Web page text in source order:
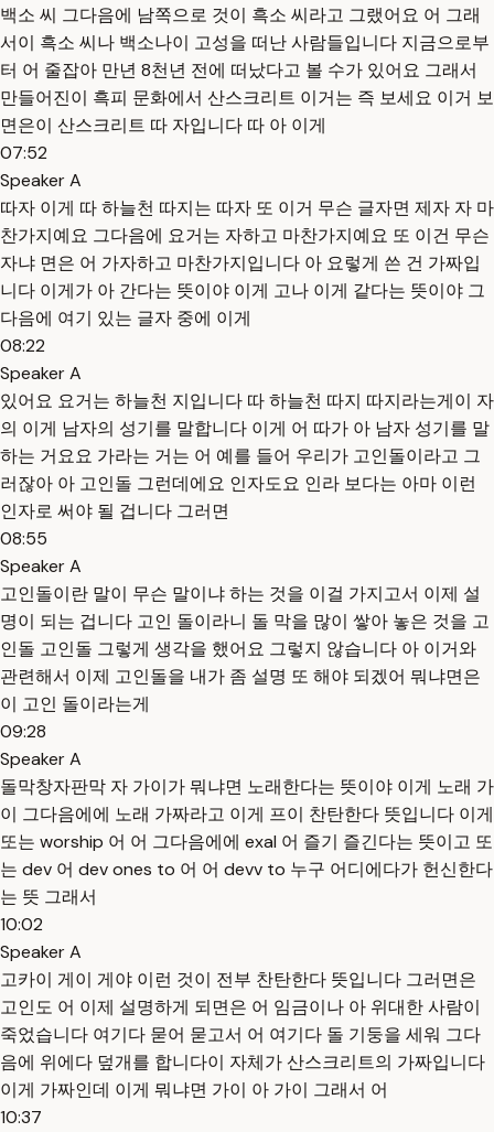
백소 씨 그다음에 남쪽으로 것이 흑소 씨라고 그랬어요 어 그래
서이 흑소 씨나 백소나이 고성을 떠난 사람들입니다 지금으로부
터 어 줄잡아 만년 8천년 전에 떠났다고 볼 수가 있어요 그래서
만들어진이 흑피 문화에서 산스크리트 이거는 즉 보세요 이거 보
면은이 산스크리트 따 자입니다 따 아 이게
07:52
Speaker A
따자 이게 따 하늘천 따지는 따자 또 이거 무슨 글자면 제자 자 마
찬가지예요 그다음에 요거는 자하고 마찬가지예요 또 이건 무슨
자냐 면은 어 가자하고 마찬가지입니다 아 요렇게 쓴 건 가짜입
니다 이게가 아 간다는 뜻이야 이게 고나 이게 같다는 뜻이야 그
다음에 여기 있는 글자 중에 이게
08:22
Speaker A
있어요 요거는 하늘천 지입니다 따 하늘천 따지 따지라는게이 자
의 이게 남자의 성기를 말합니다 이게 어 따가 아 남자 성기를 말
하는 거요요 가라는 거는 어 예를 들어 우리가 고인돌이라고 그
러잖아 아 고인돌 그런데에요 인자도요 인라 보다는 아마 이런
인자로 써야 될 겁니다 그러면
08:55
Speaker A
고인돌이란 말이 무슨 말이냐 하는 것을 이걸 가지고서 이제 설
명이 되는 겁니다 고인 돌이라니 돌 막을 많이 쌓아 놓은 것을 고
인돌 고인돌 그렇게 생각을 했어요 그렇지 않습니다 아 이거와
관련해서 이제 고인돌을 내가 좀 설명 또 해야 되겠어 뭐냐면은
이 고인 돌이라는게
09:28
Speaker A
돌막창자판막 자 가이가 뭐냐면 노래한다는 뜻이야 이게 노래 가
이 그다음에에 노래 가짜라고 이게 프이 찬탄한다 뜻입니다 이게
또는 worship 어 어 그다음에에 exal 어 즐기 즐긴다는 뜻이고 또
는 dev 어 dev ones to 어 어 devv to 누구 어디에다가 헌신한다
는 뜻 그래서
10:02
Speaker A
고카이 게이 게야 이런 것이 전부 찬탄한다 뜻입니다 그러면은
고인도 어 이제 설명하게 되면은 어 임금이나 아 위대한 사람이
죽었습니다 여기다 묻어 묻고서 어 여기다 돌 기둥을 세워 그다
음에 위에다 덮개를 합니다이 자체가 산스크리트의 가짜입니다
이게 가짜인데 이게 뭐냐면 가이 아 가이 그래서 어
10:37